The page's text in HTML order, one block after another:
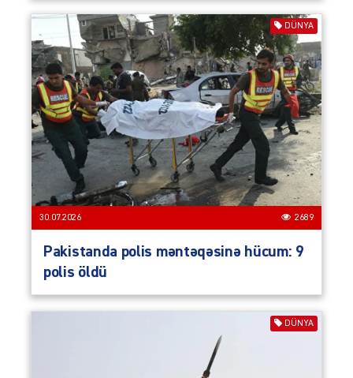
DÜNYA
30.07.2026 2689
Pakistanda polis məntəqəsinə hücum: 9
polis öldü
DÜNYA